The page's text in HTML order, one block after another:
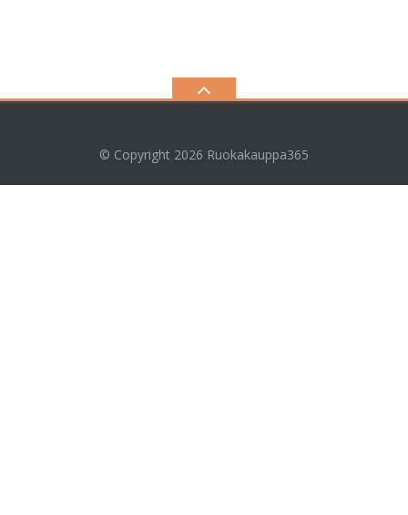
© Copyright 2026 Ruokakauppa365